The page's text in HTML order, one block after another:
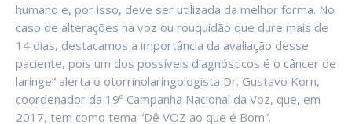
humano e, por isso, deve ser utilizada da melhor forma. No
caso de alterações na voz ou rouquidão que dure mais de
14 dias, destacamos a importância da avaliação desse
paciente, pois um dos possíveis diagnósticos é o câncer de
laringe” alerta o otorrinolaringologista Dr. Gustavo Korn,
coordenador da 19º Campanha Nacional da Voz, que, em
2017, tem como tema “Dê VOZ ao que é Bom”.